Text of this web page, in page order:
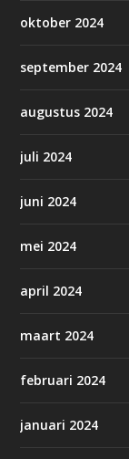
oktober 2024
september 2024
augustus 2024
juli 2024
juni 2024
mei 2024
april 2024
maart 2024
februari 2024
januari 2024